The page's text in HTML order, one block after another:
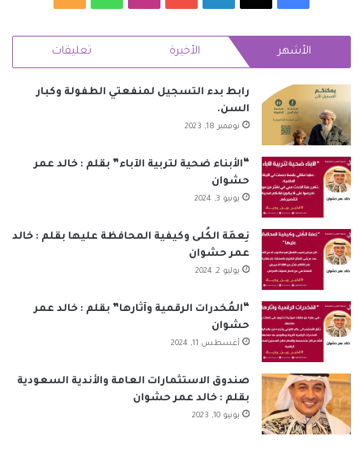
RSS الأشهر الأخيرة تعليقات
رابط بدء التسجيل لمنفعتي الطفولة وكبار
السن.
نوفمبر 18, 2023
“الأبناء ضحية لتربية الآباء” بقلم : خالد عمر
حشوان
يونيو 3, 2024
نِعمَة الكُلى وكيفية المحافظة عليها بقلم : خالد
عمر حشوان
يوليو 2, 2024
“المُخدرات الرقمية وآثارها” بقلم : خالد عمر
حشوان
أغسطس 11, 2024
صندوق الاستثمارات العامة والأندية السعودية
بقلم : خالد عمر حشوان
يونيو 10, 2023